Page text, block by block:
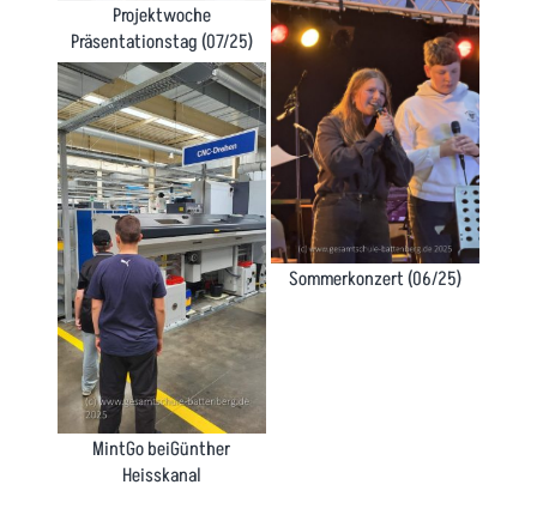
Projektwoche
Präsentationstag (07/25)
Sommerkonzert (06/25)
MintGo beiGünther
Heisskanal